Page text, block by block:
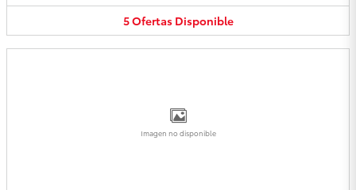
5Ofertas Disponible
Imagen no disponible